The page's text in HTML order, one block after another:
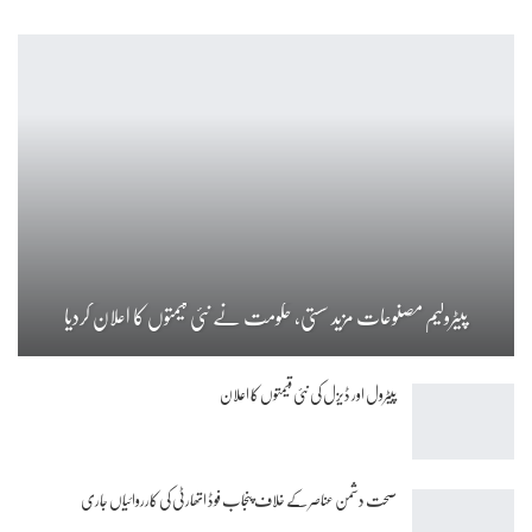
پیٹرولیم مصنوعات مزید سستی، حکومت نے نئی قیمتوں کا اعلان کردیا
پیٹرول اور ڈیزل کی نئی قیمتوں کا اعلان
صحت دشمن عناصر کے خلاف پنجاب فوڈ اتھارٹی کی کارروائیاں جاری